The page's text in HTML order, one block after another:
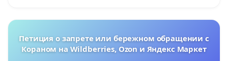
Петиция о запрете или бережном обращении с
Кораном на Wildberries, Ozon и Яндекс Маркет